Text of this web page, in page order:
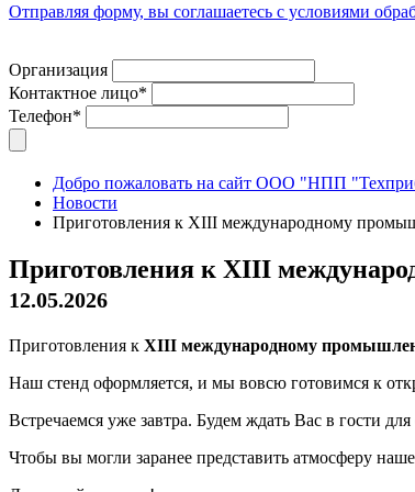
Отправляя форму, вы соглашаетесь с условиями
Организация
Контактное лицо*
Телефон*
Добро пожаловать на сайт ООО "НПП
Новости
Приготовления к XIII международному
Приготовления к XIII
12.05.2026
Приготовления к XIII международному
Наш стенд оформляется, и мы вовсю готовимся к
Встречаемся уже завтра. Будем ждать Вас в гости
Чтобы вы могли заранее представить атмосферу